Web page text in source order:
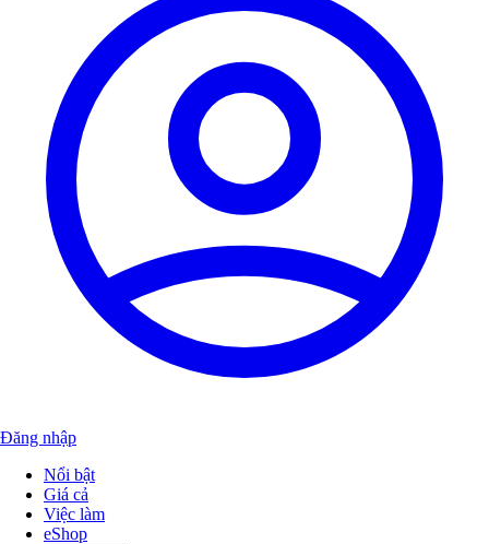
Đăng nhập
Nổi bật
Giá cả
Việc làm
eShop